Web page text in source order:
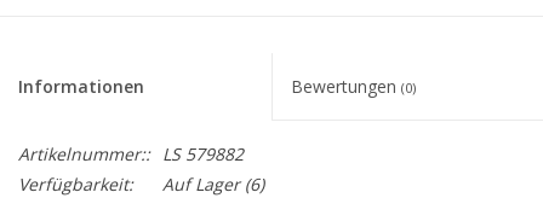
Informationen Bewertungen (0)
Artikelnummer:: LS 579882
Verfügbarkeit:
Auf Lager(6)